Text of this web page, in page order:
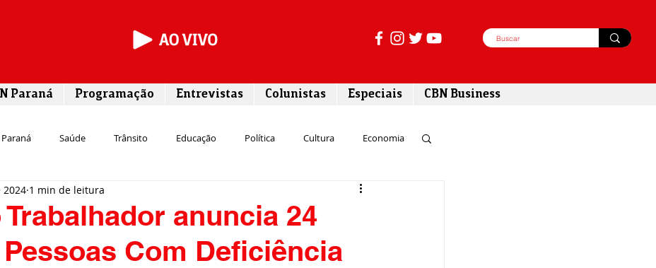
Paraná Programação Entrevistas Colunistas Especiais CBN Business
Paraná Saúde Trânsito Educação Política Cultura Economia
Segurança Entrevista
Meio ambiente Comunicação Empreendedorismo Sustentabilidade
anuncia 24
Com Deficiência
2024 1 min de leitura